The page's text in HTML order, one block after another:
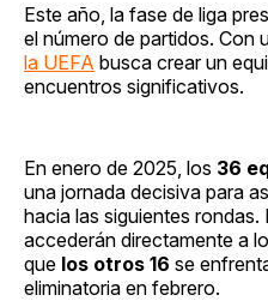
Este año, la fase de liga
el número de partidos. Con
la UEFA busca crear un
encuentros significativos.
En enero de 2025, los 36
una jornada decisiva para
hacia las siguientes rondas.
accederán directamente a
que los otros 16 se
eliminatoria en febrero.